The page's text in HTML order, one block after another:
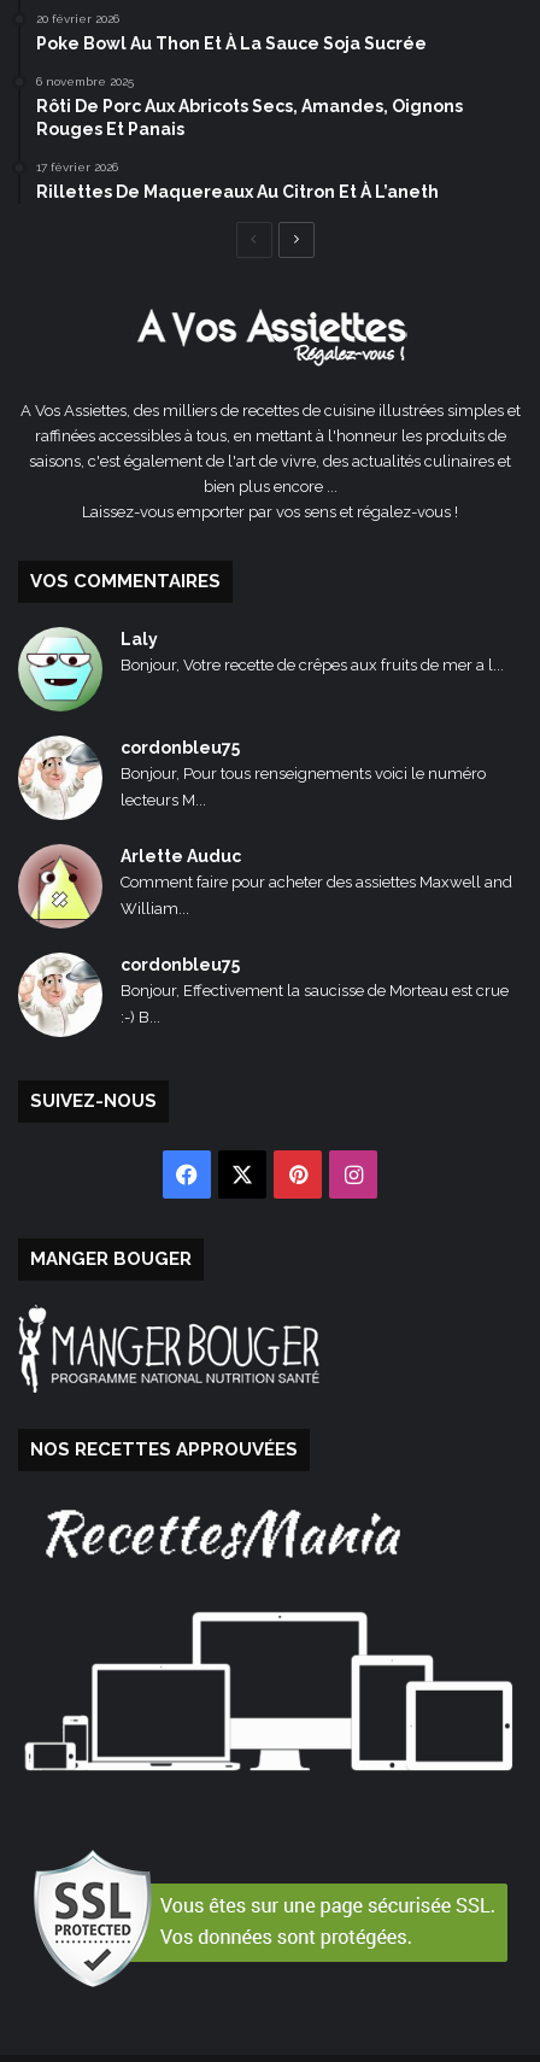
20 février 2026
Poke Bowl Au Thon Et À La Sauce Soja Sucrée
6 novembre 2025
Rôti De Porc Aux Abricots Secs, Amandes, Oignons
Rouges Et Panais
17 février 2026
Rillettes De Maquereaux Au Citron Et À L’aneth
Page
A Vos Assiettes, des milliers de recettes de cuisine illustrées simples et
raffinées accessibles à tous, en mettant à l'honneur les produits de
saisons, c'est également de l'art de vivre, des actualités culinaires et
bien plus encore ...
Laissez-vous emporter par vos sens et régalez-vous !
VOS COMMENTAIRES
Laly
Bonjour, Votre recette de crêpes aux fruits de mer a l...
cordonbleu75
Bonjour, Pour tous renseignements voici le numéro
lecteurs M...
Arlette Auduc
Comment faire pour acheter des assiettes Maxwell and
William...
cordonbleu75
Bonjour, Effectivement la saucisse de Morteau est crue
:-) B...
SUIVEZ-NOUS
Facebook PinterestInstagram
MANGER BOUGER
NOS RECETTES APPROUVÉES